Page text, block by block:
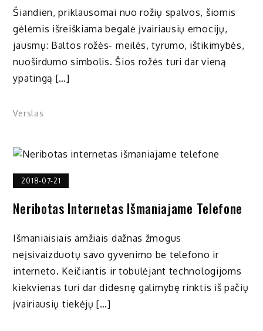
Šiandien, priklausomai nuo rožių spalvos, šiomis
gėlėmis išreiškiama begalė įvairiausių emocijų,
jausmų: Baltos rožės- meilės, tyrumo, ištikimybės,
nuoširdumo simbolis. Šios rožės turi dar vieną
ypatingą […]
Verslas
2018-07-21
Neribotas Internetas Išmaniajame Telefone
Išmaniaisiais amžiais dažnas žmogus
neįsivaizduotų savo gyvenimo be telefono ir
interneto. Keičiantis ir tobulėjant technologijoms
kiekvienas turi dar didesnę galimybę rinktis iš pačių
įvairiausių tiekėjų […]